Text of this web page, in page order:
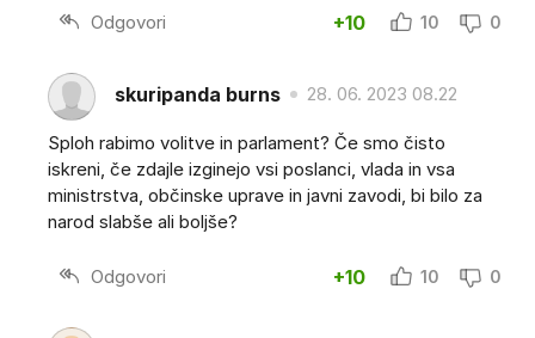
Odgovori +10 10 0
skuripanda burns 28. 06. 2023 08.22
Sploh rabimo volitve in parlament? Če smo čisto
iskreni, če zdajle izginejo vsi poslanci, vlada in vsa
ministrstva, občinske uprave in javni zavodi, bi bilo za
narod slabše ali boljše?
Odgovori +10 10 0